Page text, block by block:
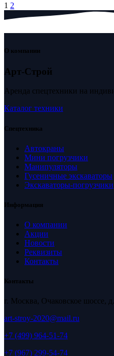
Пагинация
записей
1 2
О компании
Арт-Строй
Аренда спецтехники на
Каталог техники
Спецтехника
Автокраны
Мини погрузчики
Манипуляторы
Гусеничные экскаваторы
Экскаваторы-погрузчики
Информация
О компании
Акции
Новости
Реквизиты
Контакты
Контакты
г. Москва, Очаковское шоссе, д.
art-stroy-2020@mail.ru
+7 (499) 964-51-74
+7 (967) 299-54-74